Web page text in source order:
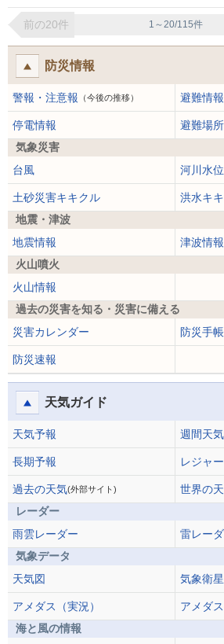
前の20件 1～20/115件
防災情報
警報・注意報 （今後の推移） 避難情
停電情報
避難場
気象災害
台風
河川水位
土砂災害キキクル
洪水キ
地震・津波
地震情報
津波情報
火山噴火
火山情報
過去の災害を知る・災害に備える
災害カレンダー
防災手帳
防災速報
天気ガイド
天気予報 週間天気
長期予報 レジャー
過去の天気(外部サイト)
世界の
レーダー
雨雲レーダー
雷レー
気象データ
天気図
気象衛星
アメダス（実況）
アメダ
海と風の情報